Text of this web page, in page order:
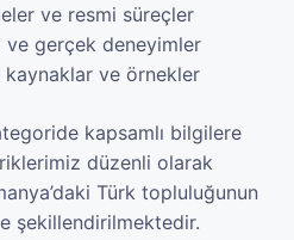
ve resmi süreçler
ve gerçek deneyimler
kaynaklar ve örnekler
kapsamlı bilgilere
düzenli olarak
Türk topluluğunun
şekillendirilmektedir.